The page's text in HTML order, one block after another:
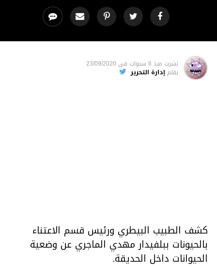
نشرت منذ 6 سنوات فى 23/09/2020
بقلم إدارة التحرير
كشف الطبيب البيطري ورئيس قسم الاعتناء
بالحيونات ببلفيدار مهدي الماجري عن وضعية
الحيوانات داخل الحديقة.